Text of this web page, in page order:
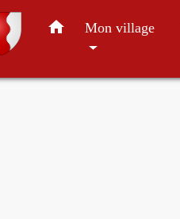
home Mon village